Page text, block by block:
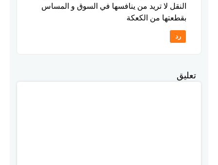
النقل لا تريد من ينافسها في السوق و المساس
بقطعتها من الكعكة
رد
تعليق